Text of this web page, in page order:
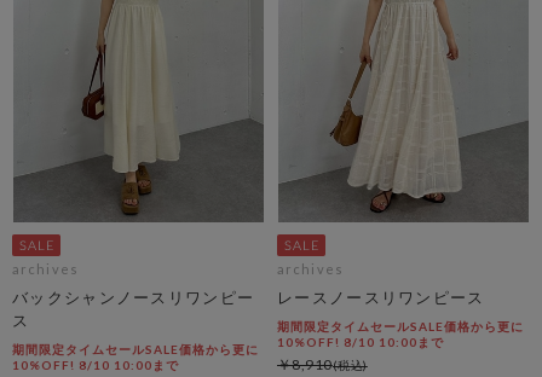
archives
バックシャンノースリワンピー
ス
期間限定タイムセールSALE価格から更に
10%OFF! 8/10 10:00まで
archives
レースノースリワンピース
期間限定タイムセールSALE価格から更に
10%OFF! 8/10 10:00まで
￥8,910